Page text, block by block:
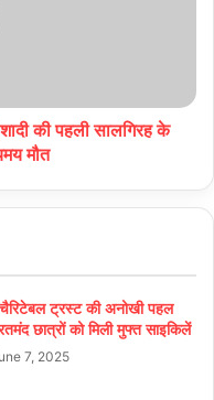
की पहली सालगिरह के
मौत
ट्रस्ट की अनोखी पहल
छात्रों को मिली मुफ्त साइकिलें
7, 2025